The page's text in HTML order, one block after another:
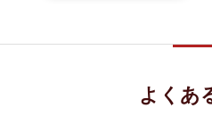
よくあ